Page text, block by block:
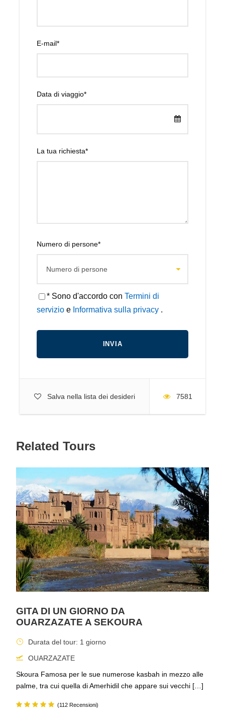
E-mail*
Data di viaggio*
La tua richiesta*
Numero di persone*
* Sono d'accordo con Termini di
servizio e Informativa sulla privacy .
Salva nella lista dei desideri 7581
Related Tours
GITA DI UN GIORNO DA
OUARZAZATE A SEKOURA
Durata del tour: 1 giorno
OUARZAZATE
Skoura Famosa per le sue numerose kasbah in mezzo alle
palme, tra cui quella di Amerhidil che appare sui vecchi […]
(112 Recensioni)